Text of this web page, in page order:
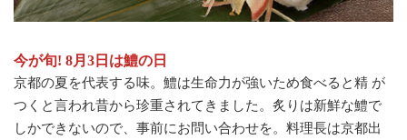
今が旬! 8月3日は鱧の日
京都の夏を代表する味。鱧は生命力が強いため食べると精 が
つくと言われ昔から珍重されてきました。炙りは新鮮な鱧で
しかできないので、事前にお問い合わせを。料理長は京都出